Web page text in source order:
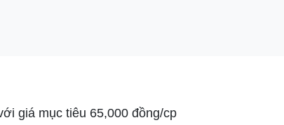
giá mục tiêu 65,000 đồng/cp